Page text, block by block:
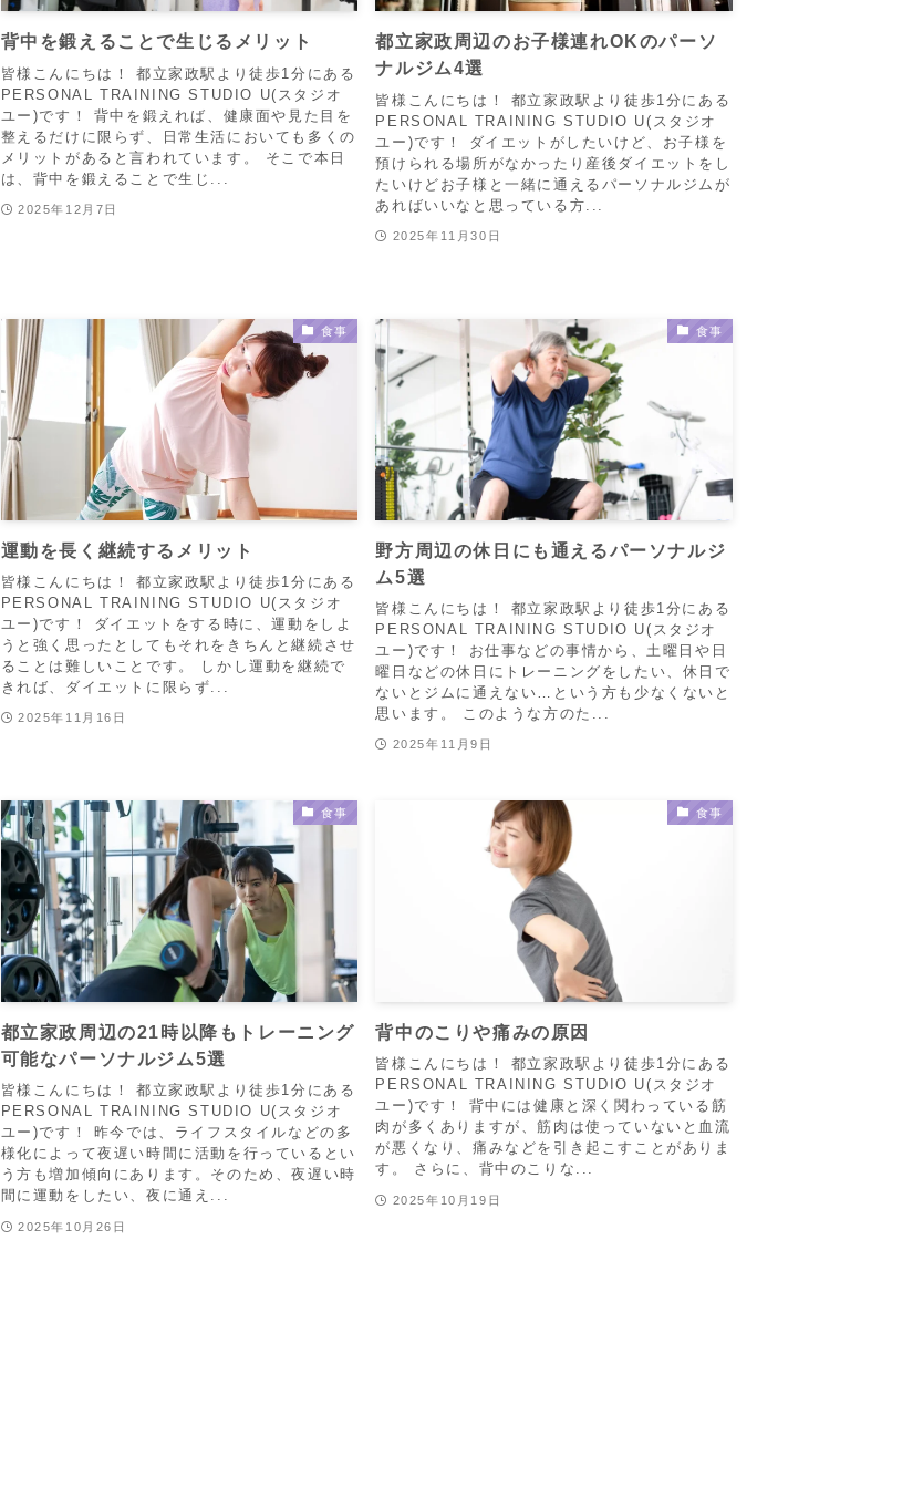
背中を鍛えることで生じるメリット
皆様こんにちは！ 都立家政駅より徒歩1分にある
PERSONAL TRAINING STUDIO U(スタジオ
ユー)です！ 背中を鍛えれば、健康面や見た目を
整えるだけに限らず、日常生活においても多くの
メリットがあると言われています。 そこで本日
は、背中を鍛えることで生じ...
2025年12月7日
都立家政周辺のお子様連れOKのパーソ
ナルジム4選
皆様こんにちは！ 都立家政駅より徒歩1分にある
PERSONAL TRAINING STUDIO U(スタジオ
ユー)です！ ダイエットがしたいけど、お子様を
預けられる場所がなかったり産後ダイエットをし
たいけどお子様と一緒に通えるパーソナルジムが
あればいいなと思っている方...
2025年11月30日
食事
運動を長く継続するメリット
皆様こんにちは！ 都立家政駅より徒歩1分にある
PERSONAL TRAINING STUDIO U(スタジオ
ユー)です！ ダイエットをする時に、運動をしよ
うと強く思ったとしてもそれをきちんと継続させ
ることは難しいことです。 しかし運動を継続で
きれば、ダイエットに限らず...
2025年11月16日
食事
野方周辺の休日にも通えるパーソナルジ
ム5選
皆様こんにちは！ 都立家政駅より徒歩1分にある
PERSONAL TRAINING STUDIO U(スタジオ
ユー)です！ お仕事などの事情から、土曜日や日
曜日などの休日にトレーニングをしたい、休日で
ないとジムに通えない…という方も少なくないと
思います。 このような方のた...
2025年11月9日
食事
都立家政周辺の21時以降もトレーニング
可能なパーソナルジム5選
皆様こんにちは！ 都立家政駅より徒歩1分にある
PERSONAL TRAINING STUDIO U(スタジオ
ユー)です！ 昨今では、ライフスタイルなどの多
様化によって夜遅い時間に活動を行っているとい
う方も増加傾向にあります。そのため、夜遅い時
間に運動をしたい、夜に通え...
2025年10月26日
食事
背中のこりや痛みの原因
皆様こんにちは！ 都立家政駅より徒歩1分にある
PERSONAL TRAINING STUDIO U(スタジオ
ユー)です！ 背中には健康と深く関わっている筋
肉が多くありますが、筋肉は使っていないと血流
が悪くなり、痛みなどを引き起こすことがありま
す。 さらに、背中のこりな...
2025年10月19日